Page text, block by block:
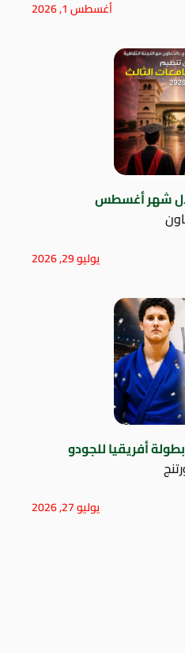
أغسطس 1, 2026
شهر أغسطس
يوليو 29, 2026
أفريقيا للجودو
يوليو 27, 2026